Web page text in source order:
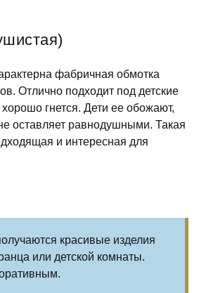
фабричная обмотка
Отлично подходит под детские
гнется. Дети ее обожают,
оставляет равнодушными. Такая
и интересная для
красивые изделия
или детской комнаты.